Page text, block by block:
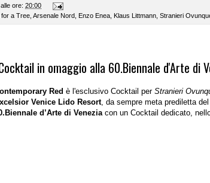
alle ore: 20:00
for a Tree Arsenale Nord Enzo Enea Klaus Littmann Stranieri
in omaggio alla 60.Biennale d'Arte di
Red è l'esclusivo Cocktail per Stranieri
Venice Lido Resort, da sempre meta prediletta
d’Arte di Veneziacon un Cocktail dedicato,